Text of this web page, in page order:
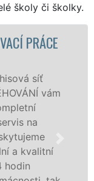
školy či školky.
SLUŽBA
FIRMA
stěhovací
stěhovací
technikou.
domácnostem i